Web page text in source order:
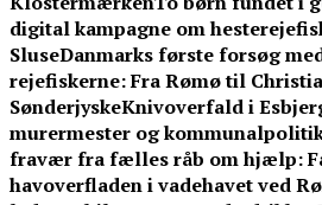
digital kampagne om
SluseDanmarks første forsøg
rejefiskerne: Fra Rømø til
SønderjyskeKnivoverfald i
murermester og
fravær fra fælles råb om hjælp:
havoverfladen i vadehavet ved